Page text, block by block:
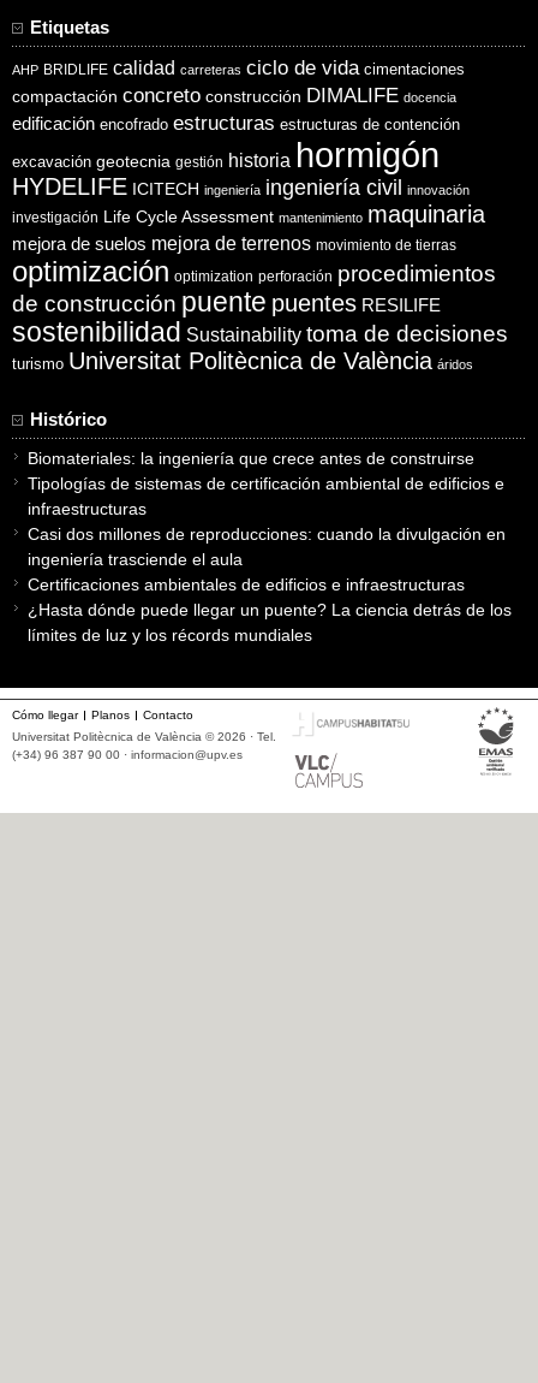
Etiquetas
AHP BRIDLIFE calidad carreteras ciclo de vida cimentaciones
compactación concreto construcción DIMALIFE docencia
edificación encofrado estructuras estructuras de contención
excavación geotecnia gestión historia hormigón
HYDELIFE ICITECH ingeniería ingeniería civil innovación
investigación Life Cycle Assessment mantenimiento maquinaria
mejora de suelos mejora de terrenos movimiento de tierras
optimización optimization perforación procedimientos
de construcción puente puentes RESILIFE
sostenibilidad Sustainability toma de decisiones
turismo Universitat Politècnica de València áridos
Histórico
Biomateriales: la ingeniería que crece antes de construirse
Tipologías de sistemas de certificación ambiental de edificios e
infraestructuras
Casi dos millones de reproducciones: cuando la divulgación en
ingeniería trasciende el aula
Certificaciones ambientales de edificios e infraestructuras
¿Hasta dónde puede llegar un puente? La ciencia detrás de los
límites de luz y los récords mundiales
Cómo llegar Planos
Contacto
Universitat Politècnica de València © 2026 · Tel.
(+34) 96 387 90 00 · informacion@upv.es